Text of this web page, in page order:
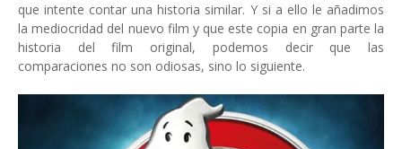
que intente contar una historia similar. Y si a ello le añadimos
la mediocridad del nuevo film y que este copia en gran parte la
historia del film original, podemos decir que las
comparaciones no son odiosas, sino lo siguiente.